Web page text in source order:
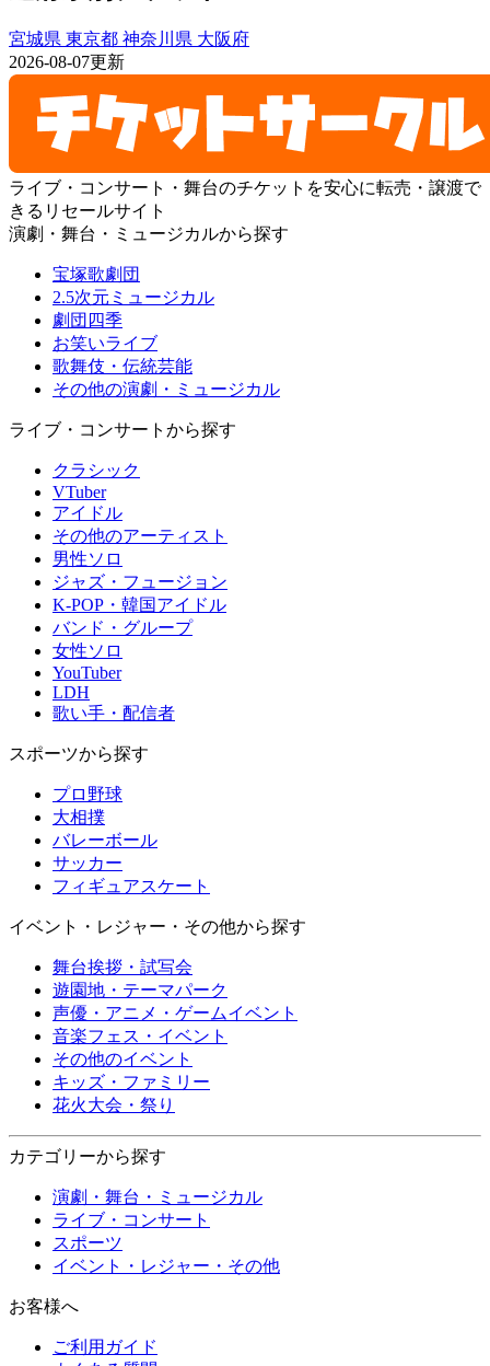
宮城県 東京都 神奈川県 大阪府
2026-08-07更新
ライブ・コンサート・舞台のチケットを安心に転売・譲渡で
きるリセールサイト
演劇・舞台・ミュージカルから探す
宝塚歌劇団
2.5次元ミュージカル
劇団四季
お笑いライブ
歌舞伎・伝統芸能
その他の演劇・ミュージカル
ライブ・コンサートから探す
クラシック
VTuber
アイドル
その他のアーティスト
男性ソロ
ジャズ・フュージョン
K-POP・韓国アイドル
バンド・グループ
女性ソロ
YouTuber
LDH
歌い手・配信者
スポーツから探す
プロ野球
大相撲
バレーボール
サッカー
フィギュアスケート
イベント・レジャー・その他から探す
舞台挨拶・試写会
遊園地・テーマパーク
声優・アニメ・ゲームイベント
音楽フェス・イベント
その他のイベント
キッズ・ファミリー
花火大会・祭り
カテゴリーから探す
演劇・舞台・ミュージカル
ライブ・コンサート
スポーツ
イベント・レジャー・その他
お客様へ
ご利用ガイド